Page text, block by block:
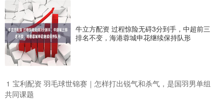
牛立方配资 过程惊险无碍3分到手，中超前三
排名不变，海港蓉城申花继续保持队形
1 ​宝利配资 羽毛球世锦赛｜怎样打出锐气和杀气，是国羽男单组
共同课题